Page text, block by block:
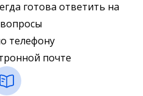
готова ответить на
телефону
почте